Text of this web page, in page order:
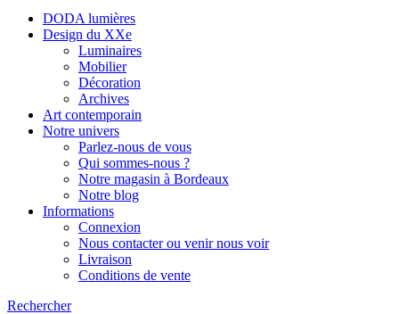
DODA lumières
Design du XXe
Luminaires
Mobilier
Décoration
Archives
Art contemporain
Notre univers
Parlez-nous de vous
Qui sommes-nous ?
Notre magasin à Bordeaux
Notre blog
Informations
Connexion
Nous contacter ou venir nous voir
Livraison
Conditions de vente
Rechercher